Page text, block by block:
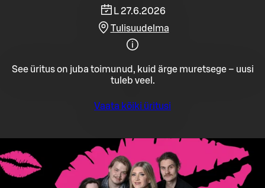
L 27.6.2026
Tulisuudelma
See üritus on juba toimunud, kuid ärge muretsege – uusi
tuleb veel.
Vaata kõiki üritusi